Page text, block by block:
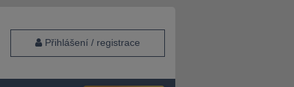
Přihlášení / registrace